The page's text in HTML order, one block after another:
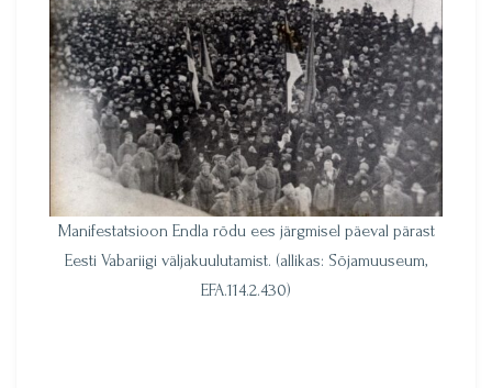
Manifestatsioon Endla rõdu ees järgmisel päeval pärast
Eesti Vabariigi väljakuulutamist. (allikas: Sõjamuuseum,
EFA.114.2.430)